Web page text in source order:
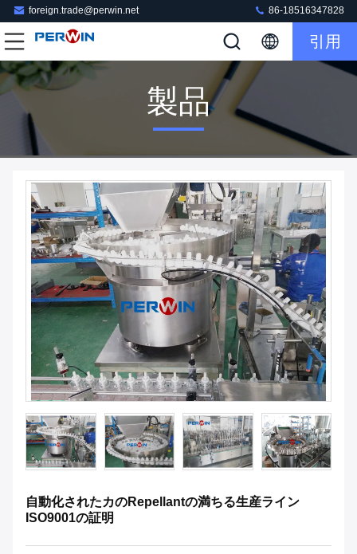
foreign.trade@perwin.net 86-18516347828
引用
製品
自動化されたカのRepellantの満ちる生産ライン
ISO9001の証明